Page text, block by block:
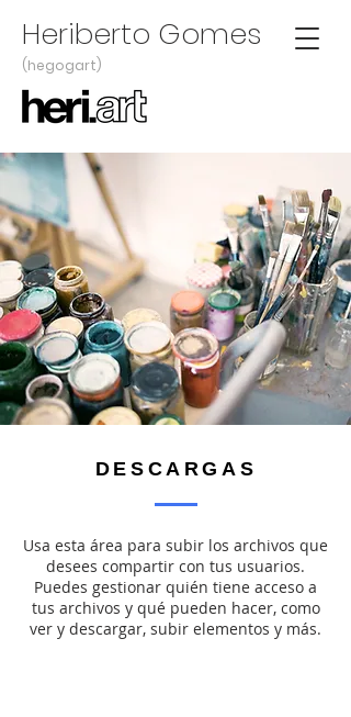
Heriberto Gomes
(hegogart)
DESCARGAS
Usa esta área para subir los archivos que
desees compartir con tus usuarios.
Puedes gestionar quién tiene acceso a
tus archivos y qué pueden hacer, como
ver y descargar, subir elementos y más.